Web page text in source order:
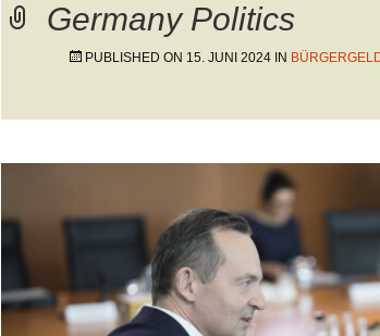
Germany Politics
PUBLISHED ON 15. JUNI 2024 IN